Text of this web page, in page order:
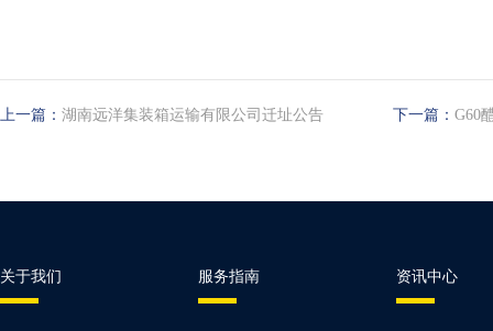
上一篇： 湖南远洋集装箱运输有限公司迁址公告 下一篇： G60
关于我们 服务指南 资讯中心